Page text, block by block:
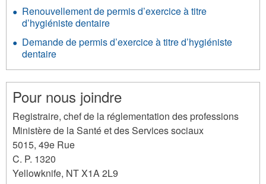
Renouvellement de permis d’exercice à titre
d’hygiéniste dentaire
Demande de permis d’exercice à titre d’hygiéniste
dentaire
Pour nous joindre
Registraire, chef de la réglementation des professions
Ministère de la Santé et des Services sociaux
5015, 49e Rue
C. P. 1320
Yellowknife, NTX1A 2L9